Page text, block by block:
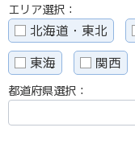
エリア選択：
北海道・東北
東海
関西
都道府県選択：